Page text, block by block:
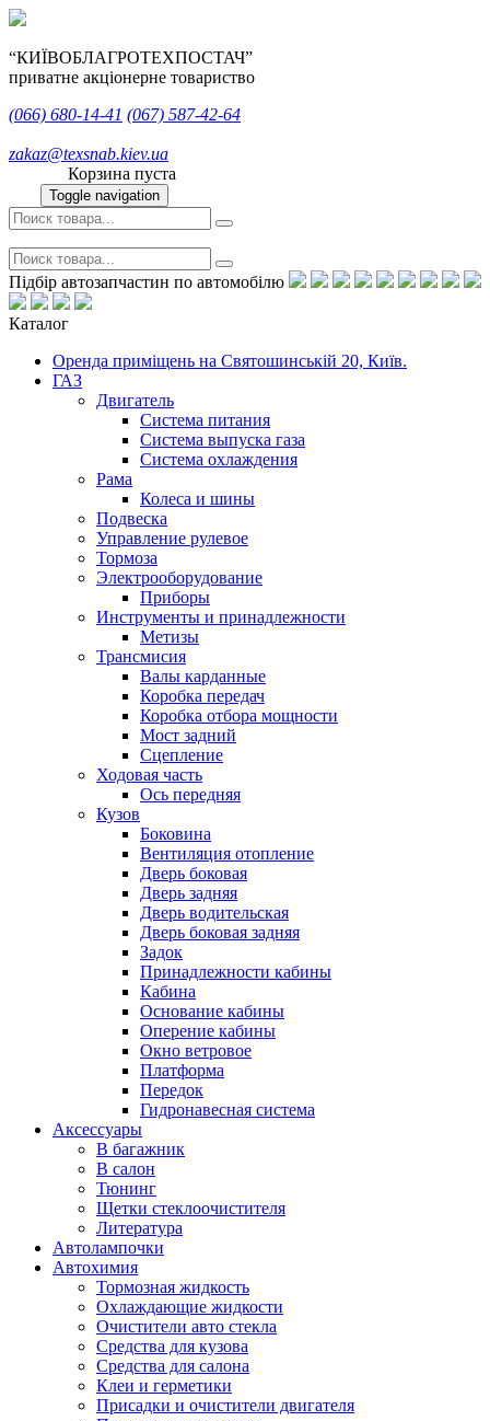
“КИЇВОБЛАГРОТЕХПОСТАЧ”
приватне акціонерне товариство
(066) 680-14-41 (067) 587-42-64
zakaz@texsnab.kiev.ua
Корзина пуста
Toggle navigation
Підбір автозапчастин по автомобілю
Каталог
Оренда приміщень на Святошинській 20, Київ.
ГАЗ
Двигатель
Система питания
Система выпуска газа
Система охлаждения
Рама
Колеса и шины
Подвеска
Управление рулевое
Тормоза
Электрооборудование
Приборы
Инструменты и принадлежности
Метизы
Трансмисия
Валы карданные
Коробка передач
Коробка отбора мощности
Мост задний
Сцепление
Ходовая часть
Ось передняя
Кузов
Боковина
Вентиляция отопление
Дверь боковая
Дверь задняя
Дверь водительская
Дверь боковая задняя
Задок
Принадлежности кабины
Кабина
Основание кабины
Оперение кабины
Окно ветровое
Платформа
Передок
Гидронавесная система
Аксессуары
В багажник
В салон
Тюнинг
Щетки стеклоочистителя
Литература
Автолампочки
Автохимия
Тормозная жидкость
Охлаждающие жидкости
Очистители авто стекла
Средства для кузова
Средства для салона
Клеи и герметики
Присадки и очистители двигателя